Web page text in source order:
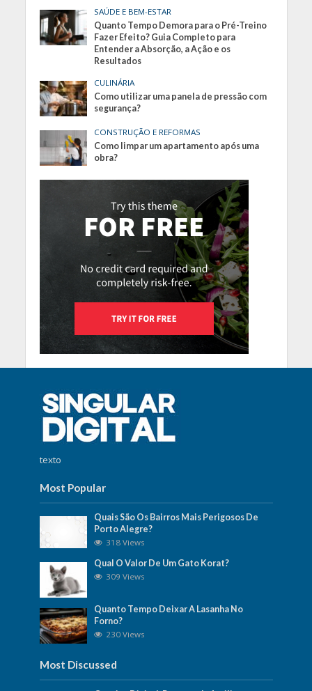
SAÚDE E BEM-ESTAR
Quanto Tempo Demora para o Pré-Treino
Fazer Efeito? Guia Completo para
Entender a Absorção, a Ação e os
Resultados
CULINÁRIA
Como utilizar uma panela de pressão com
segurança?
CONSTRUÇÃO E REFORMAS
Como limpar um apartamento após uma
obra?
texto
Most Popular
Quais São Os Bairros Mais Perigosos De
Porto Alegre?
318 Views
Qual O Valor De Um Gato Korat?
309 Views
Quanto Tempo Deixar A Lasanha No
Forno?
230 Views
Most Discussed